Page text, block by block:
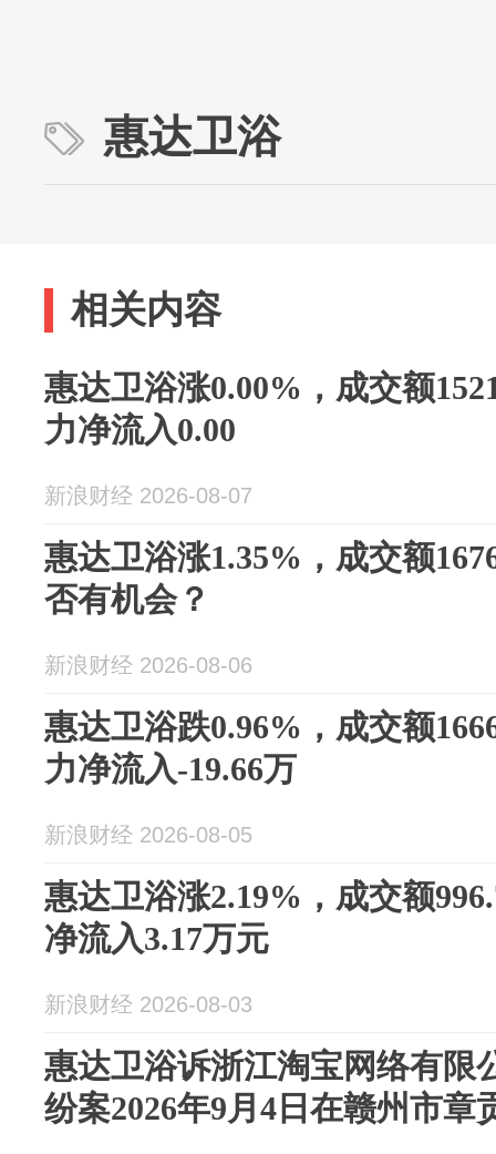
惠达卫浴
相关内容
惠达卫浴涨0.00%，成交额
力净流入0.00
新浪财经 2026-08-07
惠达卫浴涨1.35%，成交额
否有机会？
新浪财经 2026-08-06
惠达卫浴跌0.96%，成交额
力净流入-19.66万
新浪财经 2026-08-05
惠达卫浴涨2.19%，成交额
净流入3.17万元
新浪财经 2026-08-03
惠达卫浴诉浙江淘宝网络有限
纷案2026年9月4日在赣州市章